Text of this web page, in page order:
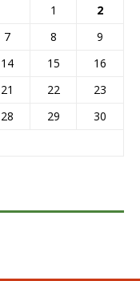
1
2
7 8
9
14 15
16
21 22
23
28 29
30